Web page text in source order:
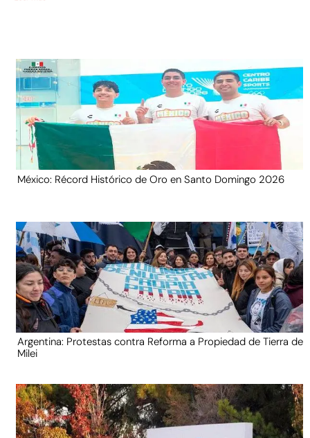
México: Récord Histórico de Oro en Santo Domingo 2026
Argentina: Protestas contra Reforma a Propiedad de Tierra de
Milei